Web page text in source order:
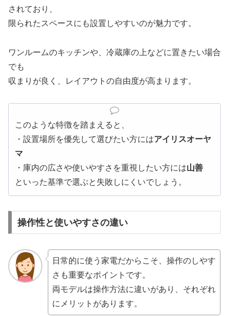
されており、
限られたスペースにも設置しやすいのが魅力です。
ワンルームのキッチンや、冷蔵庫の上などに置きたい場合
でも
収まりが良く、レイアウトの自由度が高まります。
このような特徴を踏まえると、
・設置場所を優先して選びたい方にはアイリスオーヤ
マ
・庫内の広さや使いやすさを重視したい方には山善
といった基準で選ぶと失敗しにくいでしょう。
操作性と使いやすさの違い
日常的に使う家電だからこそ、操作のしやす
さも重要なポイントです。
両モデルは操作方法に違いがあり、それぞれ
にメリットがあります。